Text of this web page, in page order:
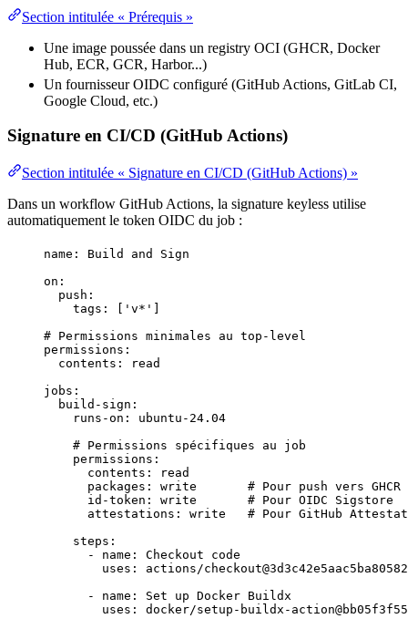
Section intitulée « Prérequis »
Une image poussée dans un registry OCI (GHCR, Docker
Hub, ECR, GCR, Harbor...)
Un fournisseur OIDC configuré (GitHub Actions, GitLab CI,
Google Cloud, etc.)
Signature en CI/CD (GitHub Actions)
Section intitulée « Signature en CI/CD (GitHub Actions) »
Dans un workflow GitHub Actions, la signature keyless utilise
automatiquement le token OIDC du job :
name : Build and Sign
on :
push :
tags : [ ' v* '
# Permissions minimales au top-level
permissions :
contents :
read
jobs :
build-sign :
runs-on : ubuntu-24.04
# Permissions spécifiques au job
permissions :
contents :
read
packages : write
# Pour push vers GHCR
id-token : write
# Pour OIDC Sigstore
attestations : write
# Pour GitHub
steps :
- name : Checkout code
uses : actions/
- name : Set up Docker Buildx
uses : docker/setup-buildx-